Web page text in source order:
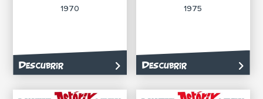
1970
Descubrir
1975
Descubrir